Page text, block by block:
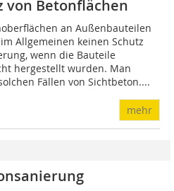
von Betonflächen
an Außenbauteilen
Allgemeinen keinen Schutz
wenn die Bauteile
hergestellt wurden. Man
Fällen von Sichtbeton....
mehr